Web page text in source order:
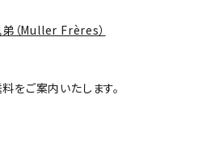
（Muller Frères）
をご案内いたします。